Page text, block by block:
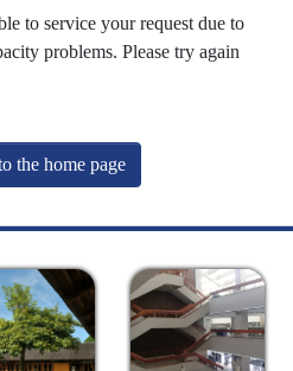
to service your request due to
problems. Please try again
the home page